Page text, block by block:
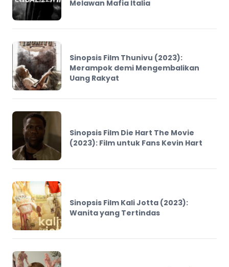
Melawan Mafia Italia
Sinopsis Film Thunivu (2023):
Merampok demi Mengembalikan
Uang Rakyat
Sinopsis Film Die Hart The Movie
(2023): Film untuk Fans Kevin Hart
Sinopsis Film Kali Jotta (2023):
Wanita yang Tertindas